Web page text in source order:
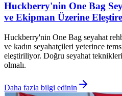
Huckberry'nin One Bag
ve Ekipman Üzerine
Huckberry'nin One Bag seyahat
ve kadın seyahatçileri yeterince
eleştiriliyor. Doğru seyahat
olmalı.
Daha fazla bilgi edinin